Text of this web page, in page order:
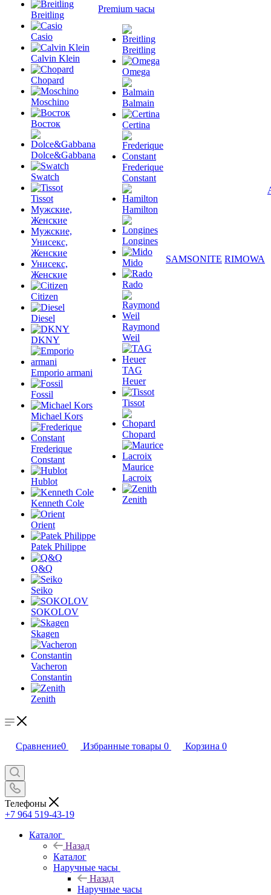
Breitling
Casio
Calvin Klein
Chopard
Moschino
Восток
Dolce&Gabbana
Swatch
Tissot
Мужские,
Женские
Мужские,
Унисекс,
Женские
Унисекс,
Женские
Citizen
Diesel
DKNY
Emporio armani
Fossil
Michael Kors
Frederique
Constant
Hublot
Kenneth Cole
Orient
Patek Philippe
Q&Q
Seiko
SOKOLOV
Skagen
Vacheron
Constantin
Zenith
Premium часы
Breitling
Omega
Balmain
Certina
Frederique
Constant
Hamilton
Longines
Mido
Rado
Raymond
Weil
TAG
Heuer
Tissot
Chopard
Maurice
Lacroix
Zenith
SAMSONITE RIMOWA
Сравнение0 Избранные товары 0 Корзина 0
Телефоны
+7 964 519-43-19
Каталог
Назад
Каталог
Наручные часы
Назад
Наручные часы